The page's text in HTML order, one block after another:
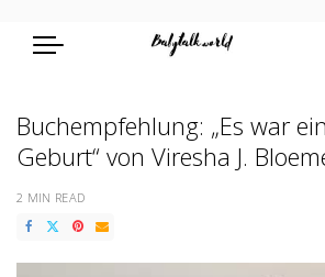
Buchempfehlung: „Es war
Geburt“ von Viresha J.
2 MIN READ